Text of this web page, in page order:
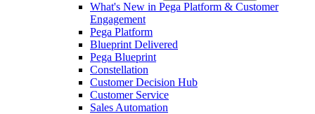
What's New in Pega Platform & Customer
Engagement
Pega Platform
Blueprint Delivered
Pega Blueprint
Constellation
Customer Decision Hub
Customer Service
Sales Automation